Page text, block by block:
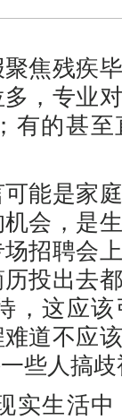
残疾毕
，专业
有的甚
是家庭
会，是
招聘会
投出去
，这应
道不应
些人搞
生活中